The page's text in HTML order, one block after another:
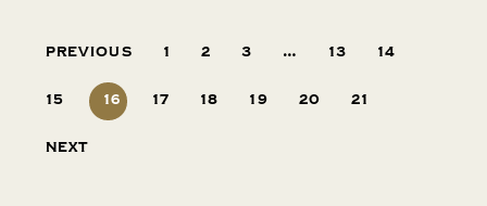
Previous 1 2 3 … 13 14
15 16 17 18 19 20 21
Next